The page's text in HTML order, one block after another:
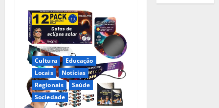
Cultura
Educação
Locais
Notícias
Regionais
Saúde
Sociedade